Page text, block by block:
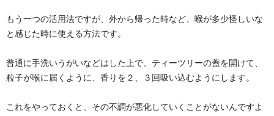
もう一つの活用法ですが、外から帰った時など、喉が多少怪しいな
と感じた時に使える方法です。
普通に手洗いうがいなどはした上で、ティーツリーの蓋を開けて、
粒子が喉に届くように、香りを２、３回吸い込むようにします。
これをやっておくと、その不調が悪化していくことがないんですよ